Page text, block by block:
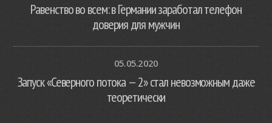
Равенство во всем: в Германии заработал телефон
доверия для мужчин
05.05.2020
Запуск «Северного потока — 2» стал невозможным даже
теоретически